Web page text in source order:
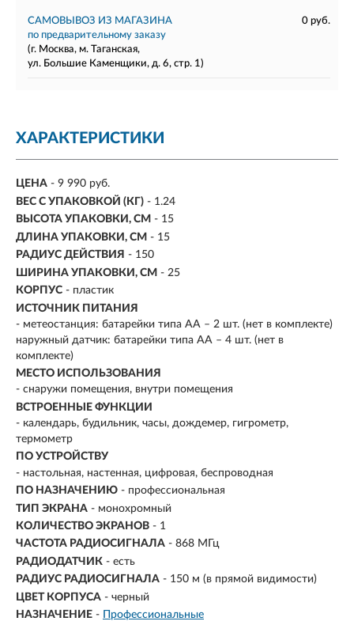
САМОВЫВОЗ ИЗ МАГАЗИНА
0 руб.
по предварительному заказу
(г. Москва, м. Таганская,
ул. Большие Каменщики, д. 6, стр. 1)
ХАРАКТЕРИСТИКИ
ЦЕНА - 9 990 руб.
ВЕС С УПАКОВКОЙ (КГ) - 1.24
ВЫСОТА УПАКОВКИ, СМ - 15
ДЛИНА УПАКОВКИ, СМ - 15
РАДИУС ДЕЙСТВИЯ - 150
ШИРИНА УПАКОВКИ, СМ - 25
КОРПУС - пластик
ИСТОЧНИК ПИТАНИЯ
- метеостанция: батарейки типа АА – 2 шт. (нет в комплекте)
наружный датчик: батарейки типа АА – 4 шт. (нет в
комплекте)
МЕСТО ИСПОЛЬЗОВАНИЯ
- снаружи помещения, внутри помещения
ВСТРОЕННЫЕ ФУНКЦИИ
- календарь, будильник, часы, дождемер, гигрометр,
термометр
ПО УСТРОЙСТВУ
- настольная, настенная, цифровая, беспроводная
ПО НАЗНАЧЕНИЮ - профессиональная
ТИП ЭКРАНА - монохромный
КОЛИЧЕСТВО ЭКРАНОВ - 1
ЧАСТОТА РАДИОСИГНАЛА - 868 МГц
РАДИОДАТЧИК - есть
РАДИУС РАДИОСИГНАЛА - 150 м (в прямой видимости)
ЦВЕТ КОРПУСА - черный
НАЗНАЧЕНИЕ - Профессиональные